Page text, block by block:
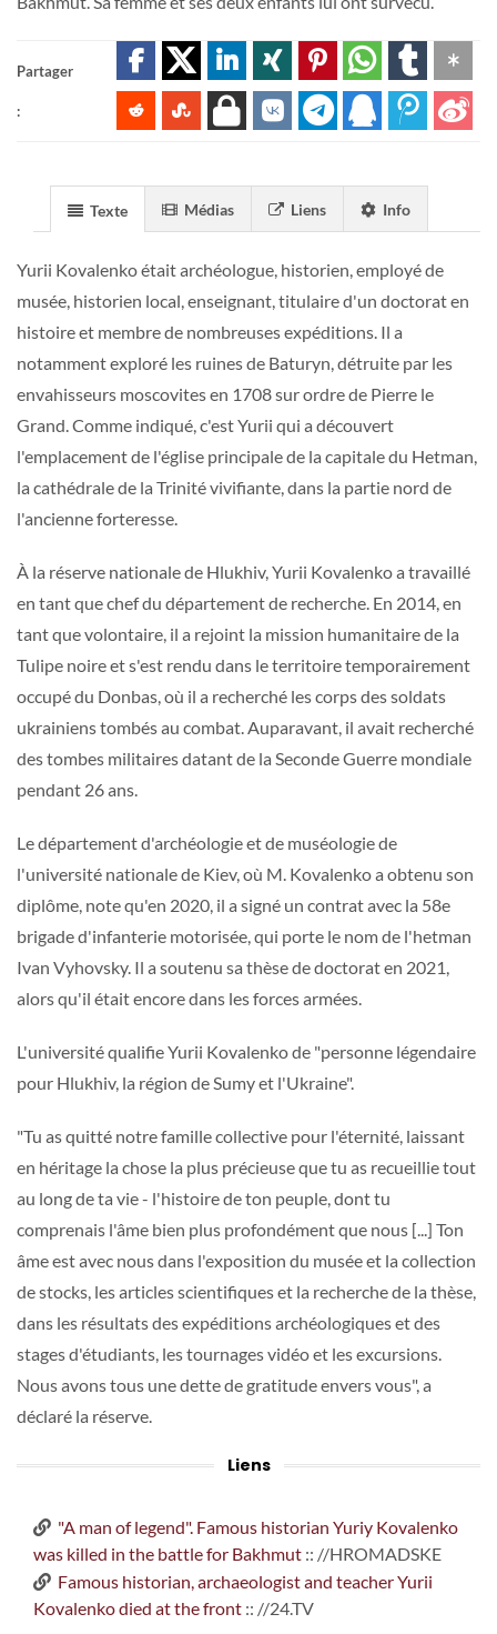
Partager
:
Texte Médias Liens Info
Yurii Kovalenko était archéologue, historien, employé de
musée, historien local, enseignant, titulaire d'un doctorat en
histoire et membre de nombreuses expéditions. Il a
notamment exploré les ruines de Baturyn, détruite par les
envahisseurs moscovites en 1708 sur ordre de Pierre le
Grand. Comme indiqué, c'est Yurii qui a découvert
l'emplacement de l'église principale de la capitale du Hetman,
la cathédrale de la Trinité vivifiante, dans la partie nord de
l'ancienne forteresse.
À la réserve nationale de Hlukhiv, Yurii Kovalenko a travaillé
en tant que chef du département de recherche. En 2014, en
tant que volontaire, il a rejoint la mission humanitaire de la
Tulipe noire et s'est rendu dans le territoire temporairement
occupé du Donbas, où il a recherché les corps des soldats
ukrainiens tombés au combat. Auparavant, il avait recherché
des tombes militaires datant de la Seconde Guerre mondiale
pendant 26 ans.
Le département d'archéologie et de muséologie de
l'université nationale de Kiev, où M. Kovalenko a obtenu son
diplôme, note qu'en 2020, il a signé un contrat avec la 58e
brigade d'infanterie motorisée, qui porte le nom de l'hetman
Ivan Vyhovsky. Il a soutenu sa thèse de doctorat en 2021,
alors qu'il était encore dans les forces armées.
L'université qualifie Yurii Kovalenko de "personne légendaire
pour Hlukhiv, la région de Sumy et l'Ukraine".
"Tu as quitté notre famille collective pour l'éternité, laissant
en héritage la chose la plus précieuse que tu as recueillie tout
au long de ta vie - l'histoire de ton peuple, dont tu
comprenais l'âme bien plus profondément que nous [...] Ton
âme est avec nous dans l'exposition du musée et la collection
de stocks, les articles scientifiques et la recherche de la thèse,
dans les résultats des expéditions archéologiques et des
stages d'étudiants, les tournages vidéo et les excursions.
Nous avons tous une dette de gratitude envers vous", a
déclaré la réserve.
Liens
"A man of legend". Famous historian Yuriy Kovalenko
was killed in the battle for Bakhmut :: //HROMADSKE
Famous historian, archaeologist and teacher Yurii
Kovalenko died at the front :: //24.TV